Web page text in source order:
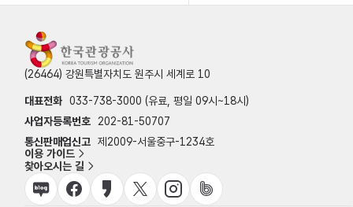
(26464) 강원특별자치도 원주시 세계로 10
대표전화 033-738-3000 (유료, 평일 09시~18시)
사업자등록번호
202-81-50707
통신판매업신고 제2009-서울중구-1234호
이용 가이드
찾아오시는 길